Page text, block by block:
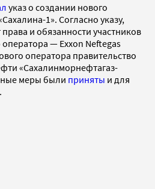
указ о создании нового
1». Согласно указу,
и обязанности участников
— Exxon Neftegas
оператора правительство
«Сахалинморнефтагаз-
меры были приняты и для